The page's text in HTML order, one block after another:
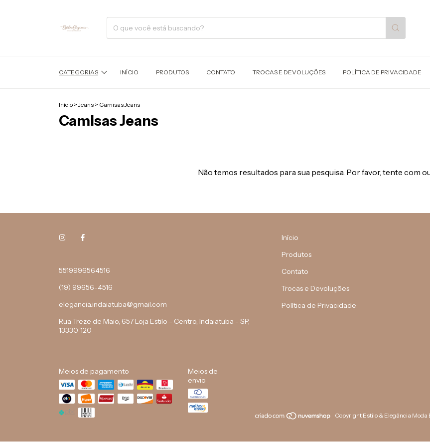
CATEGORIAS INÍCIO PRODUTOS CONTATO TROCAS E DEVOLUÇÕES POLÍTICA DE PRIVACIDADE
Início > Jeans > Camisas Jeans
Camisas Jeans
Não temos resultados para sua pesquisa. Por favor, tente com
5519996564516
(19) 99656-4516
elegancia.indaiatuba@gmail.com
Rua Treze de Maio, 657 Loja Estilo - Centro, Indaiatuba - SP,
13330-120
Início
Produtos
Contato
Trocas e Devoluções
Política de Privacidade
Meios de pagamento
Meios de
envio
Copyright Estilo & Elegância